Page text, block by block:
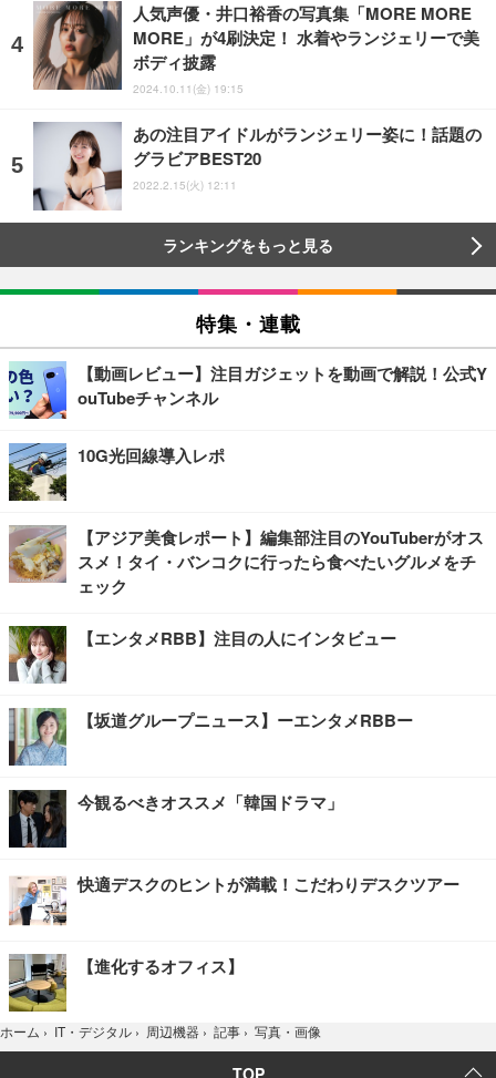
人気声優・井口裕香の写真集「MORE MORE
MORE」が4刷決定！ 水着やランジェリーで美
ボディ披露
2024.10.11(金) 19:15
あの注目アイドルがランジェリー姿に！話題の
グラビアBEST20
2022.2.15(火) 12:11
ランキングをもっと見る
特集・連載
【動画レビュー】注目ガジェットを動画で解説！公式Y
ouTubeチャンネル
10G光回線導入レポ
【アジア美食レポート】編集部注目のYouTuberがオス
スメ！タイ・バンコクに行ったら食べたいグルメをチ
ェック
【エンタメRBB】注目の人にインタビュー
【坂道グループニュース】ーエンタメRBBー
今観るべきオススメ「韓国ドラマ」
快適デスクのヒントが満載！こだわりデスクツアー
【進化するオフィス】
ホーム › IT・デジタル › 周辺機器 › 記事 › 写真・画像